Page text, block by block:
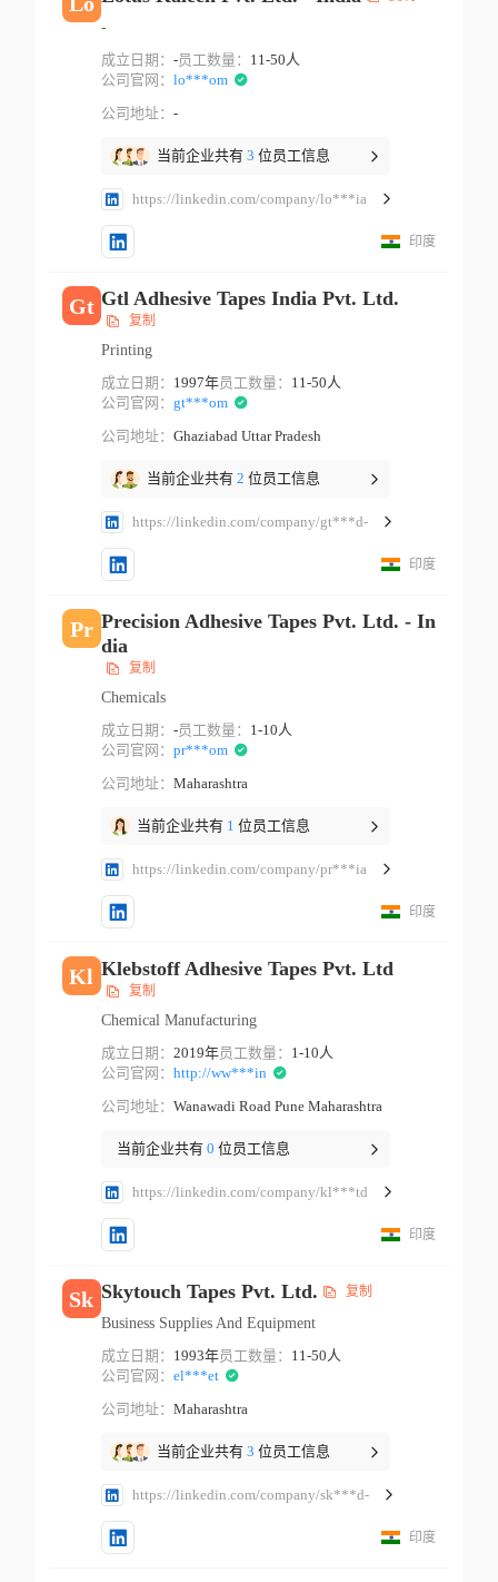
-
成立日期： -员工数量： 11-50人
公司官网： lo***om
公司地址： -
当前企业共有 3 位员工信息
https://linkedin.com/company/lo***ia
印度
Gt Gtl Adhesive Tapes India Pvt. Ltd.
复制
Printing
成立日期： 1997年员工数量： 11-50人
公司官网： gt***om
公司地址： Ghaziabad Uttar Pradesh
当前企业共有 2 位员工信息
https://linkedin.com/company/gt***d-
印度
Pr Precision Adhesive Tapes Pvt. Ltd. - In
dia
复制
Chemicals
成立日期： -员工数量： 1-10人
公司官网： pr***om
公司地址： Maharashtra
当前企业共有 1 位员工信息
https://linkedin.com/company/pr***ia
印度
Kl Klebstoff Adhesive Tapes Pvt. Ltd
复制
Chemical Manufacturing
成立日期： 2019年员工数量： 1-10人
公司官网： http://ww***in
公司地址： Wanawadi Road Pune Maharashtra
当前企业共有 0 位员工信息
https://linkedin.com/company/kl***td
印度
Sk Skytouch Tapes Pvt. Ltd. 复制
Business Supplies And Equipment
成立日期： 1993年员工数量： 11-50人
公司官网： el***et
公司地址： Maharashtra
当前企业共有 3 位员工信息
https://linkedin.com/company/sk***d-
印度